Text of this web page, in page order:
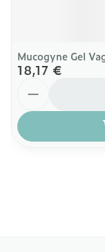
Mucogyne Gel
18,17 €